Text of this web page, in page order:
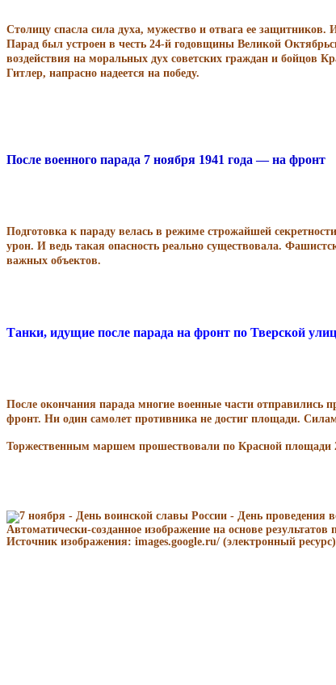
Столицу спасла сила духа, мужество и отвага ее
Парад был устроен в честь 24-й годовщины Великой
воздействия на моральных дух советских граждан и бойцов
Гитлер, напрасно надеется на победу.
После военного парада 7 ноября 1941 года — на фронт
Подготовка к параду велась в режиме строжайшей
урон. И ведь такая опасность реально существовала.
важных объектов.
Танки, идущие после парада на фронт по Тверской
После окончания парада многие военные части отправились
фронт. Ни один самолет противника не достиг площади.
Торжественным маршем прошествовали по Красной площади
Автоматически-созданное изображение на основе
Источник изображения: images.google.ru/ (электронный ресурс)